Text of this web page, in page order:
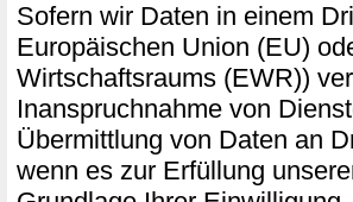
Sofern wir Daten in einem
Europäischen Union (EU)
Wirtschaftsraums (EWR))
Inanspruchnahme von
Übermittlung von Daten an
wenn es zur Erfüllung